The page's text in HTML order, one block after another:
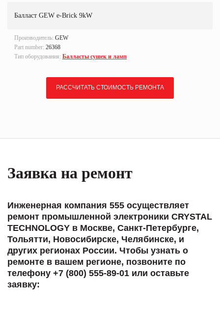
Балласт GEW e-Brick 9kW
Производитель: GEW
Part number: 26368
Тип оборудования: Балласты сушек и ламп
РАССЧИТАТЬ СТОИМОСТЬ РЕМОНТА
Заявка на ремонт
Инженерная компания 555 осуществляет
ремонт промышленной электроники CRYSTAL
TECHNOLOGY в Москве, Санкт-Петербурге,
Тольятти, Новосибирске, Челябинске, и
других регионах России. Чтобы узнать о
ремонте в вашем регионе, позвоните по
телефону +7 (800) 555-89-01 или оставьте
заявку: